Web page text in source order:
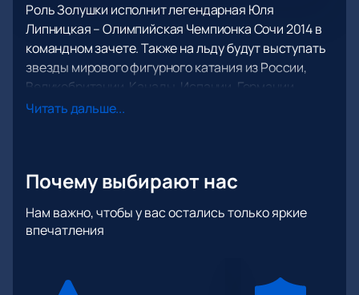
Роль Золушки исполнит легендарная Юля
Липницкая – Олимпийская Чемпионка Сочи 2014 в
командном зачете. Также на льду будут выступать
звезды мирового фигурного катания из России,
Великобритании, Канады, Испании, Германии,
призеры чемпионатов Мира и Европы по фигурному
Филин – Народный артист России и премьер балета
художественный̆ руководитель балета Большого
Театра России, Руководитель балетной
Обладатель приза «Benois de la dance», «Золотая
Читать дальше...
Почему выбирают нас
Нам важно, чтобы у вас остались только яркие
впечатления